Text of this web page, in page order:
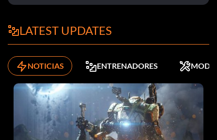
LATEST UPDATES
NOTICIAS ENTRENADORES MODS